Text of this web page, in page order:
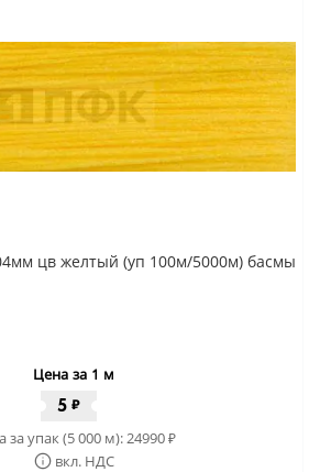
цв желтый (уп 100м/5000м) басмы
Цена за 1 м
5 ₽
за упак (5 000 м):24990₽
вкл. НДС